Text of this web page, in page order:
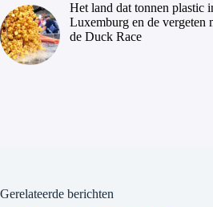
Het land dat tonnen plastic
Luxemburg en de vergeten
de Duck Race
Gerelateerde berichten